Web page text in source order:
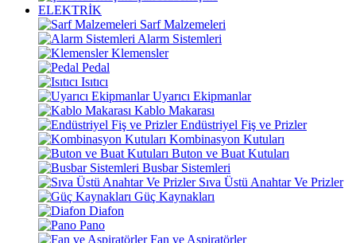
ELEKTRİK
Sarf Malzemeleri
Alarm Sistemleri
Klemensler
Pedal
Isıtıcı
Uyarıcı Ekipmanlar
Kablo Makarası
Endüstriyel Fiş ve Prizler
Kombinasyon Kutuları
Buton ve Buat Kutuları
Busbar Sistemleri
Sıva Üstü Anahtar Ve Prizler
Güç Kaynakları
Diafon
Pano
Fan ve Aspiratörler